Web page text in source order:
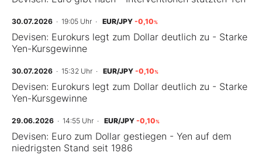
30.07.2026 · 19:05 Uhr · EUR/JPY -0,10%
Devisen: Eurokurs legt zum Dollar deutlich zu - Starke
Yen-Kursgewinne
30.07.2026 · 15:32 Uhr · EUR/JPY -0,10%
Devisen: Eurokurs legt zum Dollar deutlich zu - Starke
Yen-Kursgewinne
29.06.2026 · 14:55 Uhr · EUR/JPY -0,10%
Devisen: Euro zum Dollar gestiegen - Yen auf dem
niedrigsten Stand seit 1986